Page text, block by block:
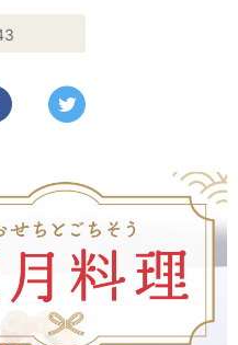
Facebookでシェアする